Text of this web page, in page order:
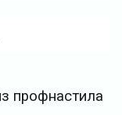
профнастила